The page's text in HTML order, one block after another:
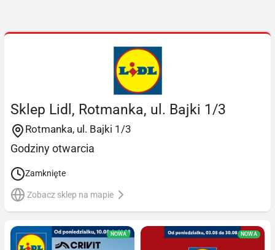
Sklep Lidl, Rotmanka, ul. Bajki 1/3
Rotmanka, ul. Bajki 1/3
Godziny otwarcia
Zamknięte
Zobacz sklep na mapie
NOWA NOWA